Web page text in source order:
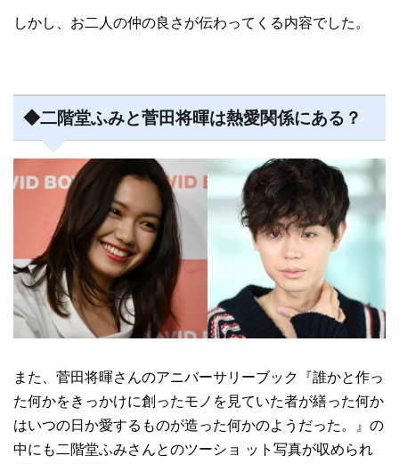
しかし、お二人の仲の良さが伝わってくる内容でした。
◆二階堂ふみと菅田将暉は熱愛関係にある？
また、菅田将暉さんのアニバーサリーブック『誰かと作っ
た何かをきっかけに創ったモノを見ていた者が繕った何か
はいつの日か愛するものが造った何かのようだった。』の
中にも二階堂ふみさんとのツーショ ット写真が収められ